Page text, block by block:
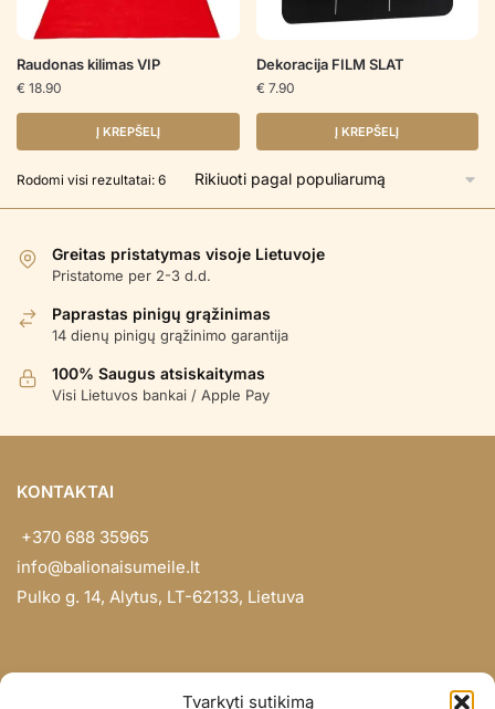
Tvarkyti sutikimą
Raudonas kilimas VIP
€ 18.90
Į KREPŠELĮ
Dekoracija FILM SLAT
€ 7.90
Į KREPŠELĮ
Rodomi visi rezultatai: 6Rūšiuojama
Greitas pristatymas visoje Lietuvoje
Pristatome per 2-3 d.d.
Paprastas pinigų grąžinimas
14 dienų pinigų grąžinimo garantija
100% Saugus atsiskaitymas
Visi Lietuvos bankai / Apple Pay
KONTAKTAI
+370 688 35965
info@balionaisumeile.lt
Pulko g. 14, Alytus, LT-62133, Lietuva